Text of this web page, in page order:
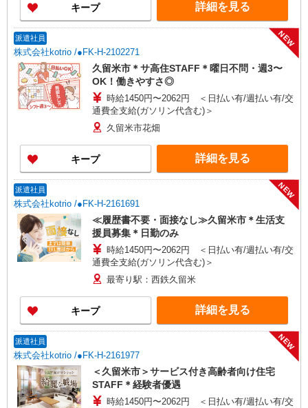
キープ 詳細を見る
派遣社員
株式会社kotrio /●FK-H-2102271
NEW
久留米市＊サ高住STAFF＊曜日不問・週3〜
OK！働きやすさ◎
時給1450円〜2062円 ＜日払い有/週払い有/交
通費全支給(ガソリン代含む)＞
久留米市花畑
キープ 詳細を見る
派遣社員
株式会社kotrio /●FK-H-2161691
NEW
≪履歴書不要・面接なし≫久留米市＊生活支
援員募集＊日勤のみ
時給1450円〜2062円 ＜日払い有/週払い有/交
通費全支給(ガソリン代含む)＞
最寄り駅：西鉄久留米
キープ 詳細を見る
派遣社員
株式会社kotrio /●FK-H-2161977
NEW
＜久留米市＞サービス付き高齢者向け住宅
STAFF＊経験者優遇
時給1450円〜2062円 ＜日払い有/週払い有/交